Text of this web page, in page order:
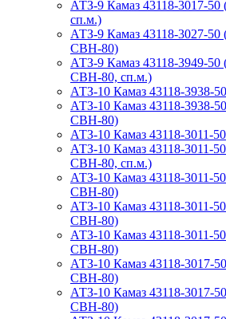
АТЗ-9 Камаз 43118-3017-
сп.м.)
АТЗ-9 Камаз 43118-3027-50
СВН-80)
АТЗ-9 Камаз 43118-3949-50
СВН-80, сп.м.)
АТЗ-10 Камаз 43118-3938-
АТЗ-10 Камаз 43118-3938-
СВН-80)
АТЗ-10 Камаз 43118-3011-
АТЗ-10 Камаз 43118-3011-
СВН-80, сп.м.)
АТЗ-10 Камаз 43118-3011-
СВН-80)
АТЗ-10 Камаз 43118-3011-
СВН-80)
АТЗ-10 Камаз 43118-3011-
СВН-80)
АТЗ-10 Камаз 43118-3017-
СВН-80)
АТЗ-10 Камаз 43118-3017-
СВН-80)